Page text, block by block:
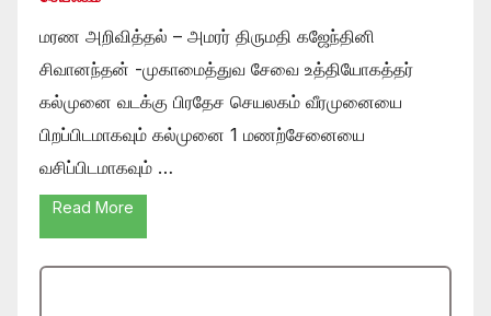
மரண அறிவித்தல் – அமரர் திருமதி கஜேந்தினி
சிவானந்தன் -முகாமைத்துவ சேவை உத்தியோகத்தர்
கல்முனை வடக்கு பிரதேச செயலகம் வீரமுனையை
பிறப்பிடமாகவும் கல்முனை 1 மணற்சேனையை
வசிப்பிடமாகவும் …
Read More